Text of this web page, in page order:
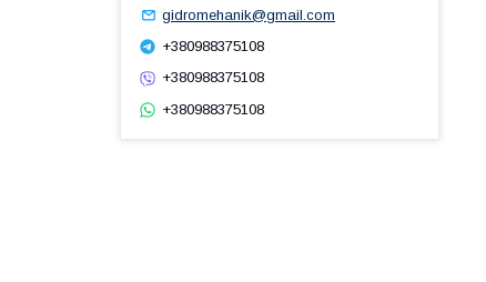
gidromehanik@gmail.com
+380988375108
+380988375108
+380988375108